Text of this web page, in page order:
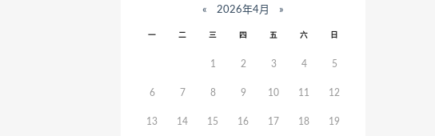
« 2026年4月 »
一 二 三 四 五 六 日
1 2 3 4 5
6 7 8 9 10 11 12
13 14 15 16 17 18 19